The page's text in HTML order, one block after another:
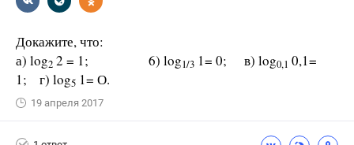
Докажите, что:
а) log2 2 = 1; 6) log1/3 1= 0; в) log0,1 0,1=
1; г) log5 1= О.
19 апреля 2017